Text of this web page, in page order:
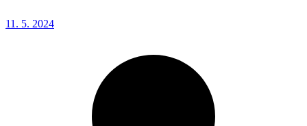
11. 5. 2024